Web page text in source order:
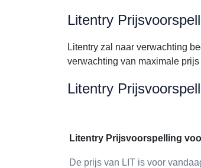
Litentry
Litentry zal naar verwachting
verwachting van maximale
Litentry
Litentry Prijsvoorspelling
De prijs van LIT is voor